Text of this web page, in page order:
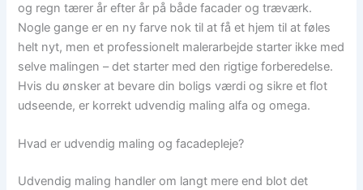
og regn tærer år efter år på både facader og træværk.
Nogle gange er en ny farve nok til at få et hjem til at føles
helt nyt, men et professionelt malerarbejde starter ikke med
selve malingen – det starter med den rigtige forberedelse.
Hvis du ønsker at bevare din boligs værdi og sikre et flot
udseende, er korrekt udvendig maling alfa og omega.
Hvad er udvendig maling og facadepleje?
Udvendig maling handler om langt mere end blot det